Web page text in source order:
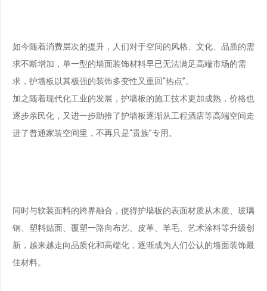
如今随着消费层次的提升，人们对于空间的风格、文化、品质的需
求不断增加，单一型的墙面装饰材料早已无法满足高端市场的需
求，护墙板以其极强的装饰多变性又重回“热点”。
加之随着现代化工业的发展，护墙板的施工技术更加成熟，价格也
逐步亲民化，又进一步助推了护墙板逐渐从工程酒店等高端空间走
进了普通家装空间里，不再只是“贵族”专用。
同时与软装面料的跨界融合，使得护墙板的表面材质从木质、玻璃
钢、塑料贴面、覆塑一路向布艺、皮革、羊毛、艺术涂料等升级创
新，越来越走向品质化和高端化，逐渐成为人们公认的墙面装饰最
佳材料。